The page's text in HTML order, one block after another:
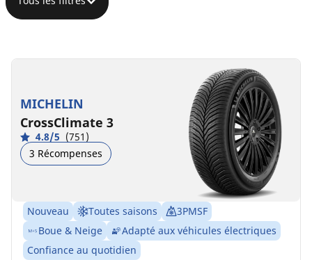
MICHELIN
CrossClimate 3
4.8/5 (751)
3 Récompenses
Nouveau Toutes saisons
3PMSF
Boue & Neige
Adapté aux véhicules électriques
Confiance au quotidien